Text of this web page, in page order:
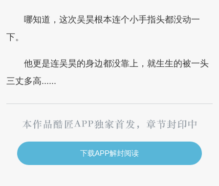
哪知道，这次吴昊根本连个小手指头都没动一
下。
他更是连吴昊的身边都没靠上，就生生的被一头
三丈多高......
下载APP解封阅读